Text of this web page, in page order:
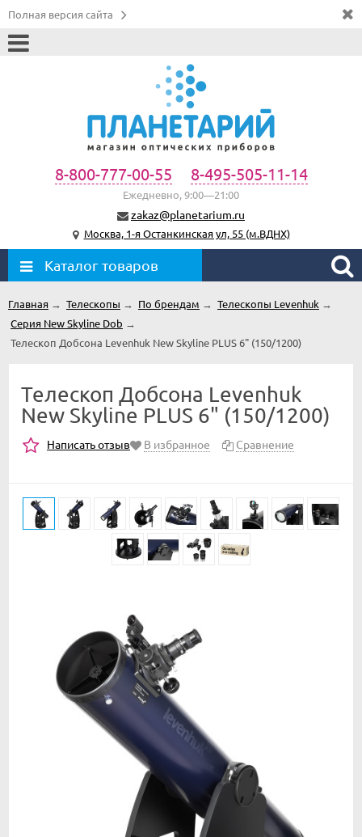
Полная версия сайта
8-800-777-00-55 8-495-505-11-14
Ежедневно, 9:00—21:00
zakaz@planetarium.ru
Москва, 1-я Останкинская ул, 55 (м.ВДНХ)
Каталог товаров
Главная → Телескопы → По брендам → Телескопы Levenhuk →
Серия New Skyline Dob →
Телескоп Добсона Levenhuk New Skyline PLUS 6" (150/1200)
Телескоп Добсона Levenhuk
New Skyline PLUS 6" (150/1200)
Написать отзыв В избранное Сравнение